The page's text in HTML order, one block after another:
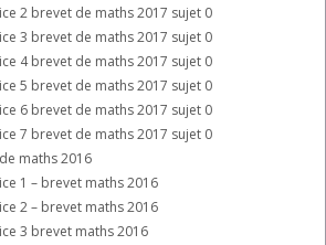
2 brevet de maths 2017 sujet 0
3 brevet de maths 2017 sujet 0
4 brevet de maths 2017 sujet 0
5 brevet de maths 2017 sujet 0
6 brevet de maths 2017 sujet 0
7 brevet de maths 2017 sujet 0
maths 2016
1 – brevet maths 2016
2 – brevet maths 2016
3 brevet maths 2016